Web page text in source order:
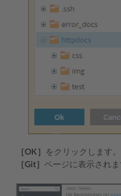
［OK］
をクリックします
［Git］ ページに表示されま